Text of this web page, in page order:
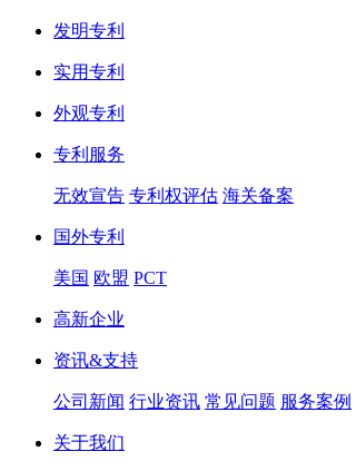
发明专利
实用专利
外观专利
专利服务
无效宣告 专利权评估 海关备案
国外专利
美国 欧盟 PCT
高新企业
资讯&支持
公司新闻 行业资讯 常见问题 服务案例
关于我们